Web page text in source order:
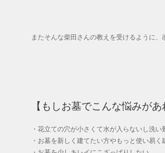
またそんな柴田さんの教えを受けるように、
【もしお墓でこんな悩みが
・花立ての穴が小さくて水が入らないし洗い
・お墓を新しく建てたい方やもっと使い易く